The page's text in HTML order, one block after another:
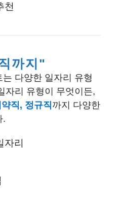
천
까지
다양한 일자리 유형
자리 유형이 무엇이든,
직, 정규직까지 다양한
.
자리